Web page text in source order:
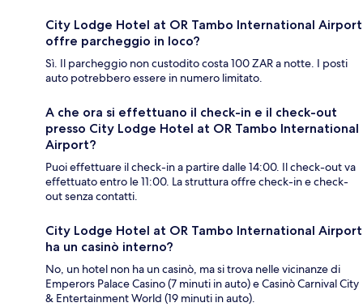
City Lodge Hotel at OR Tambo International Airport
offre parcheggio in loco?
Sì. Il parcheggio non custodito costa 100 ZAR a notte. I posti
auto potrebbero essere in numero limitato.
A che ora si effettuano il check-in e il check-out
presso City Lodge Hotel at OR Tambo International
Airport?
Puoi effettuare il check-in a partire dalle 14:00. Il check-out va
effettuato entro le 11:00. La struttura offre check-in e check-
out senza contatti.
City Lodge Hotel at OR Tambo International Airport
ha un casinò interno?
No, un hotel non ha un casinò, ma si trova nelle vicinanze di
Emperors Palace Casino (7 minuti in auto) e Casinò Carnival City
& Entertainment World (19 minuti in auto).